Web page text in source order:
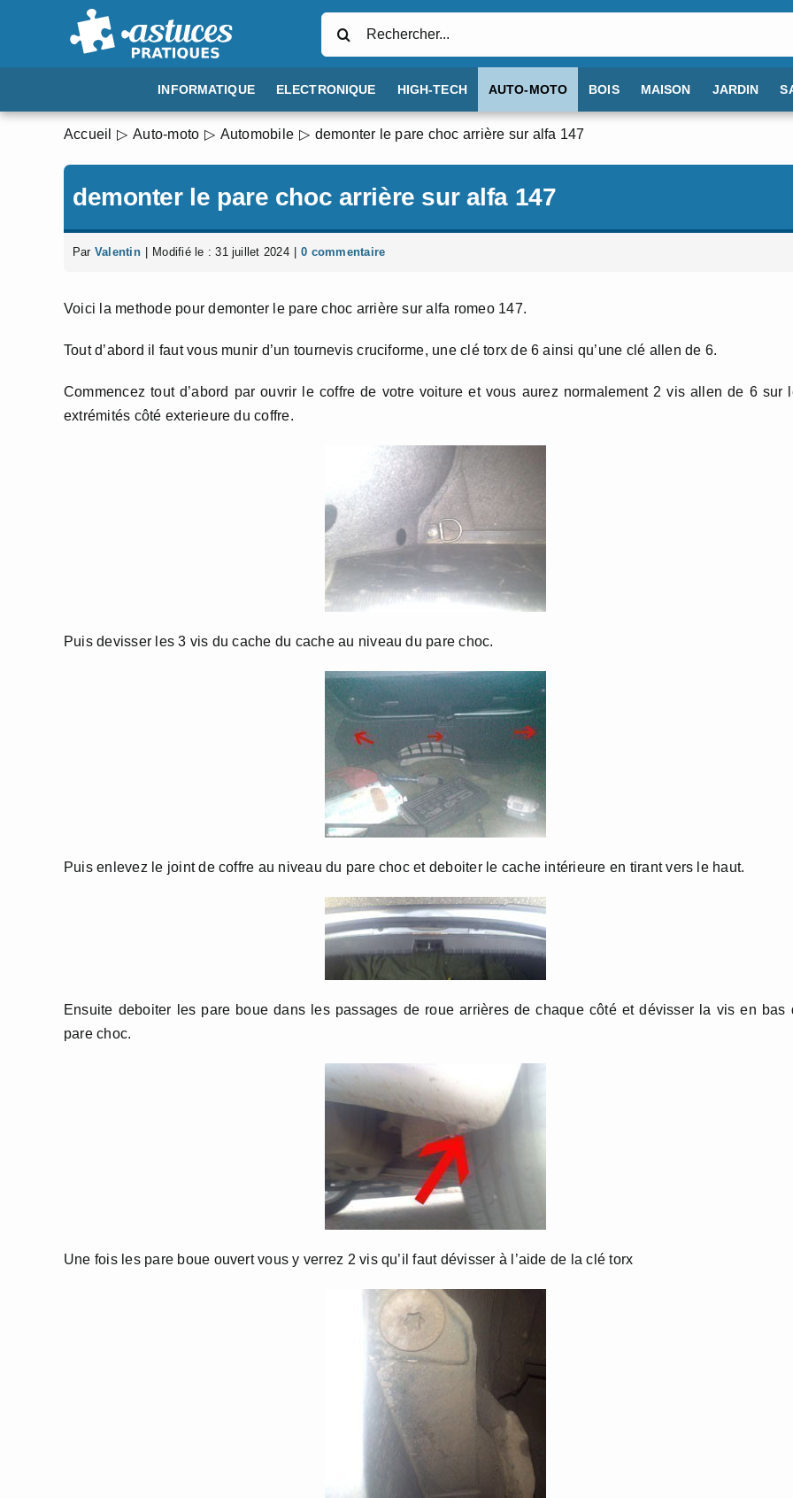
INFORMATIQUE ELECTRONIQUE HIGH-TECH AUTO-MOTO BOIS MAISON JARDIN
Accueil Auto-moto Automobile demonter le pare choc arrière sur alfa 147
demonter le pare choc arrière sur alfa 147
Par Valentin Modifié le : 31 juillet 2024 0 commentaire
Voici la methode pour demonter le pare choc arrière sur alfa romeo 147.
Tout d’abord il faut vous munir d’un tournevis cruciforme, une clé torx de 6 ainsi qu’une clé allen de 6.
Commencez tout d’abord par ouvrir le coffre de votre voiture et vous aurez normalement 2 vis allen de 6 sur
extrémités côté exterieure du coffre.
Puis devisser les 3 vis du cache du cache au niveau du pare choc.
Puis enlevez le joint de coffre au niveau du pare choc et deboiter le cache intérieure en tirant vers le haut.
Ensuite deboiter les pare boue dans les passages de roue arrières de chaque côté et dévisser la vis en bas
pare choc.
Une fois les pare boue ouvert vous y verrez 2 vis qu’il faut dévisser à l’aide de la clé torx